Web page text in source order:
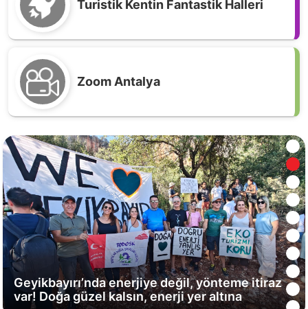
Turistik Kentin Fantastik Halleri
Zoom Antalya
Mezarlıklar Müdürlüğüne Dilekçe; Gerçekten
ölüleri bir daha öldürmek nasıl bir şeydir,
açıklar mısınız
Geyikbayırı’nda enerjiye değil, yönteme itiraz
var! Doğa güzel kalsın, enerji yer altına